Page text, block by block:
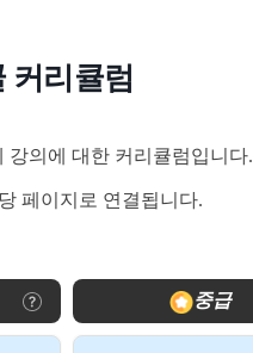
커리큘럼
강의에 대한 커리큘럼입니다.
페이지로 연결됩니다.
중급